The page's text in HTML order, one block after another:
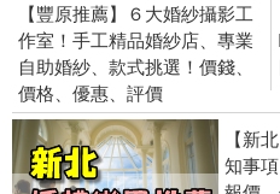
【豐原推薦】６大婚紗攝影工
作室！手工精品婚紗店、專業
自助婚紗、款式挑選！價錢、
價格、優惠、評價
【新
知事